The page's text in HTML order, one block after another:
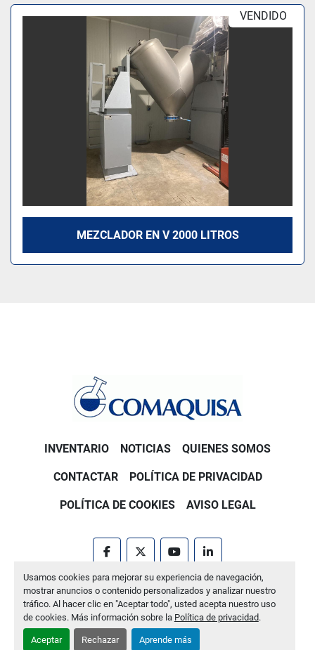
Usamos cookies para mejorar su experiencia de navegación,
mostrar anuncios o contenido personalizados y analizar nuestro
tráfico. Al hacer clic en "Aceptar todo", usted acepta nuestro uso
de cookies. Más información sobre la Política de privacidad.
Aceptar Rechazar Aprende más
Ordenar por VENDIDO
MEZCLADOR EN V 2000 LITROS
INVENTARIO NOTICIAS QUIENES SOMOS
CONTACTAR POLÍTICA DE PRIVACIDAD
POLÍTICA DE COOKIES AVISO LEGAL
facebooktwitter youtubelinkedin
Machinio Systemsitio web deMachinio
Administrar cookies